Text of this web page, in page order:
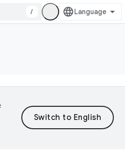
/